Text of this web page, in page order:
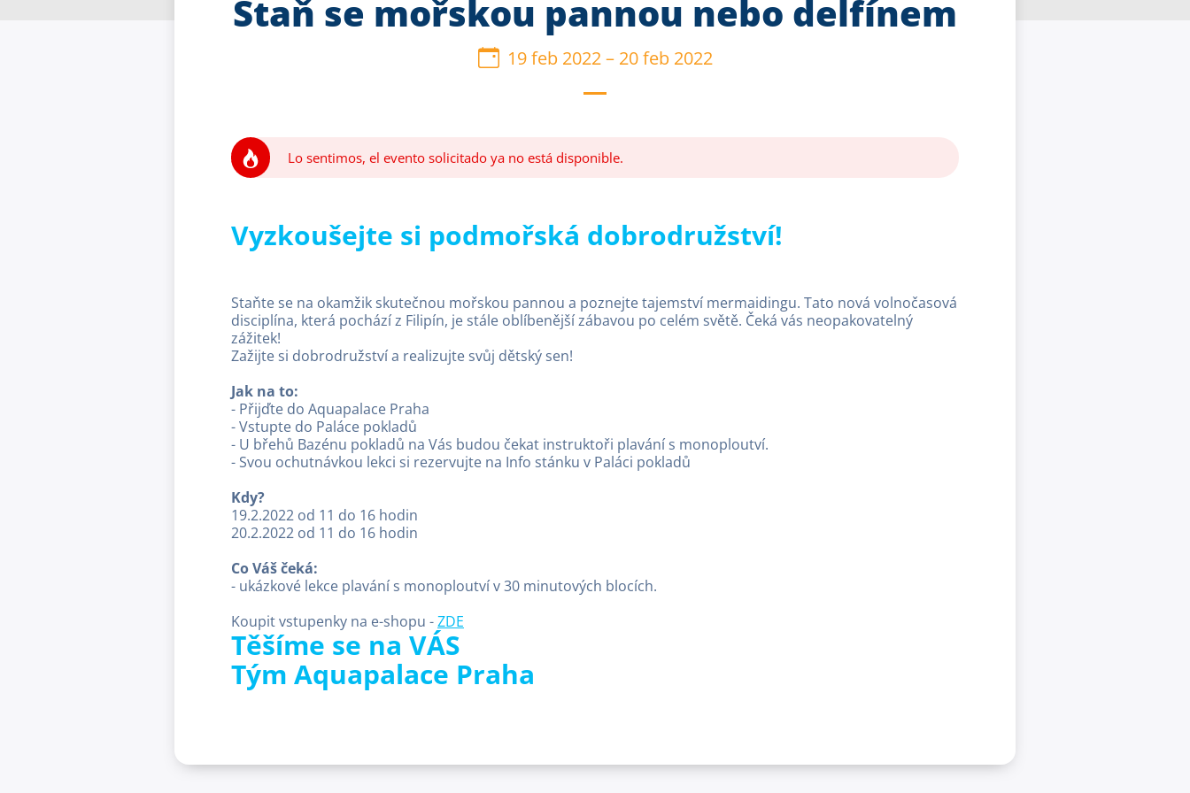
Staň se mořskou pannou nebo delfínem
19 feb 2022– 20 feb 2022
Lo sentimos, el evento solicitado ya no está disponible.
Vyzkoušejte si podmořská dobrodružství!
Staňte se na okamžik skutečnou mořskou pannou a poznejte tajemství mermaidingu. Tato nová volnočasová
disciplína, která pochází z Filipín, je stále oblíbenější zábavou po celém světě. Čeká vás neopakovatelný
zážitek!
Zažijte si dobrodružství a realizujte svůj dětský sen!
Jak na to:
- Přijďte do Aquapalace Praha
- Vstupte do Paláce pokladů
- U břehů Bazénu pokladů na Vás budou čekat instruktoři plavání s monoploutví.
- Svou ochutnávkou lekci si rezervujte na Info stánku v Paláci pokladů
Kdy?
19.2.2022 od 11 do 16 hodin
20.2.2022 od 11 do 16 hodin
Co Váš čeká:
- ukázkové lekce plavání s monoploutví v 30 minutových blocích.
Koupit vstupenky na e-shopu -ZDE
Těšíme se na VÁS
Tým Aquapalace Praha